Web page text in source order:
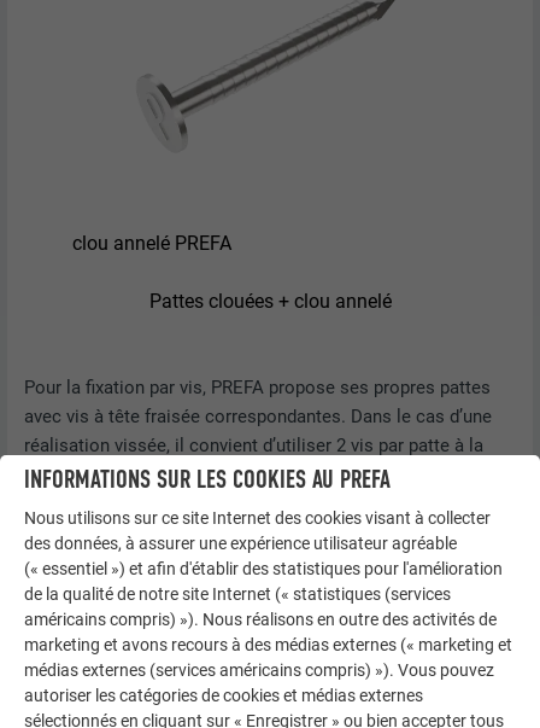
clou annelé PREFA
Pattes clouées + clou annelé
Pour la fixation par vis, PREFA propose ses propres pattes
avec vis à tête fraisée correspondantes. Dans le cas d’une
réalisation vissée, il convient d’utiliser 2 vis par patte à la
fois pour les pattes fixes ainsi que pour les pattes
INFORMATIONS SUR LES COOKIES AU PREFA
Nous utilisons sur ce site Internet des cookies visant à collecter
des données, à assurer une expérience utilisateur agréable
(« essentiel ») et afin d'établir des statistiques pour l'amélioration
de la qualité de notre site Internet (« statistiques (services
américains compris) »). Nous réalisons en outre des activités de
marketing et avons recours à des médias externes (« marketing et
médias externes (services américains compris) »). Vous pouvez
autoriser les catégories de cookies et médias externes
sélectionnés en cliquant sur « Enregistrer » ou bien accepter tous